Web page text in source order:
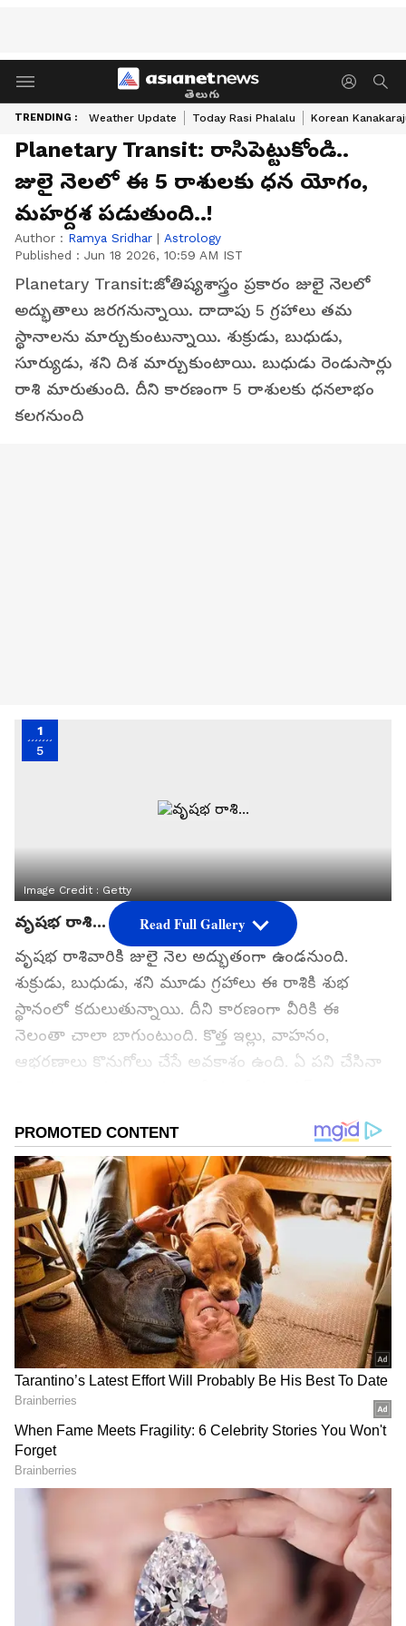
తెలుగు
TRENDING : Weather Update Today Rasi Phalalu Korean
Planetary Transit: రాసిపెట్టుకోండి..
జులై నెలలో ఈ 5 రాశులకు ధన యోగం,
మహర్దశ పడుతుంది..!
Author : Ramya Sridhar | Astrology
Published : Jun 18 2026, 10:59 AM IST
Planetary Transit:జోతిష్యశాస్త్రం ప్రకారం జులై నెలలో
అద్భుతాలు జరగనున్నాయి. దాదాపు 5 గ్రహాలు తమ
స్థానాలను మార్చుకుంటున్నాయి. శుక్రుడు, బుధుడు,
సూర్యుడు, శని దిశ మార్చుకుంటాయి. బుధుడు రెండుసార్లు
రాశి మారుతుంది. దీని కారణంగా 5 రాశులకు ధనలాభం
కలగనుంది
1
5
Image Credit :Getty
వృషభ రాశి...
వృషభ రాశివారికి జులై నెల అద్భుతంగా ఉండనుంది.
శుక్రుడు, బుధుడు, శని మూడు గ్రహాలు ఈ రాశికి శుభ
స్థానంలో కదులుతున్నాయి. దీని కారణంగా వీరికి ఈ
నెలంతా చాలా బాగుంటుంది. కొత్త ఇల్లు, వాహనం,
ఆభరణాలు కొనుగోలు చేసే అవకాశం ఉంది. ఏ పని చేసినా
పెరుగుతుంది. కొత్త ఉద్యోగం కోసం చూస్తున్నవారికి ఈ రోజు
చాలా అనుకూలంగా ఉంటుంది. వ్యాపారంలోనూ బాగా
కలిసొస్తుంది. సమాజంలో గౌరవం పెరుగుతుంది.
గూగుల్‌లో ఆసక్తికరమైన సమాచారం కోసం ఏసియానెట్ తెలుగు
ను మీ ఫ్రిఫర్డ్ సోర్స్ గా ఎంచుకోండి
Read Full Gallery